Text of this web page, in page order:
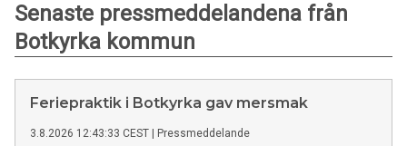
Senaste pressmeddelandena från
Botkyrka kommun
Feriepraktik i Botkyrka gav mersmak
3.8.2026 12:43:33 CEST Pressmeddelande